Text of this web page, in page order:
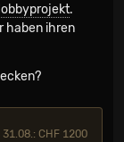
.
haben ihren
CHF 1200